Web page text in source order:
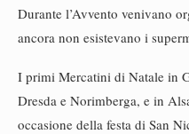
Durante l’Avvento venivano
ancora non esistevano i
I primi Mercatini di Natale in
Dresda e Norimberga, e in
occasione della festa di San